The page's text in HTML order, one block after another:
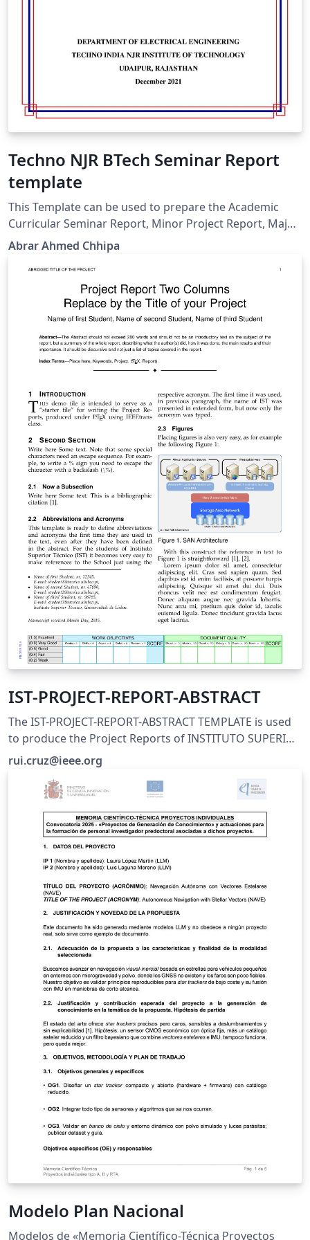
Techno NJR BTech Seminar Report
template
This Template can be used to prepare the Academic
Curricular Seminar Report, Minor Project Report, Major
Project Report and Industrial Training Report.
Abrar Ahmed Chhipa
IST-PROJECT-REPORT-ABSTRACT
The IST-PROJECT-REPORT-ABSTRACT TEMPLATE is used
to produce the Project Reports of INSTITUTO SUPERIOR
TECNICO, UNIVERSIDADE DE LISBOA, AGIIT and ESer
Courses. The Template is "smart", allowing to select the
language of writing (English or Portuguese). Please
rui.cruz@ieee.org
Modelo Plan Nacional
Modelos de «Memoria Científico-Técnica Proyectos